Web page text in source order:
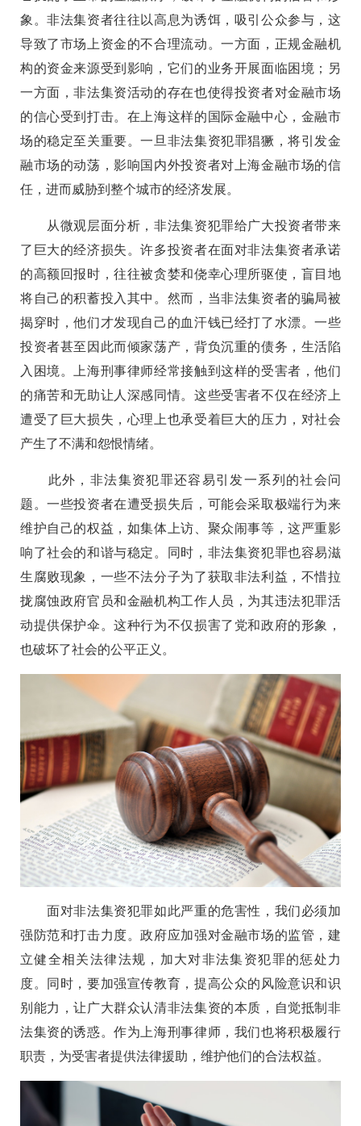
象。非法集资者往往以高息为诱饵，吸引公众参与，这
导致了市场上资金的不合理流动。一方面，正规金融机
构的资金来源受到影响，它们的业务开展面临困境；另
一方面，非法集资活动的存在也使得投资者对金融市场
的信心受到打击。在上海这样的国际金融中心，金融市
场的稳定至关重要。一旦非法集资犯罪猖獗，将引发金
融市场的动荡，影响国内外投资者对上海金融市场的信
任，进而威胁到整个城市的经济发展。
从微观层面分析，非法集资犯罪给广大投资者带来
了巨大的经济损失。许多投资者在面对非法集资者承诺
的高额回报时，往往被贪婪和侥幸心理所驱使，盲目地
将自己的积蓄投入其中。然而，当非法集资者的骗局被
揭穿时，他们才发现自己的血汗钱已经打了水漂。一些
投资者甚至因此而倾家荡产，背负沉重的债务，生活陷
入困境。上海刑事律师经常接触到这样的受害者，他们
的痛苦和无助让人深感同情。这些受害者不仅在经济上
遭受了巨大损失，心理上也承受着巨大的压力，对社会
产生了不满和怨恨情绪。
此外，非法集资犯罪还容易引发一系列的社会问
题。一些投资者在遭受损失后，可能会采取极端行为来
维护自己的权益，如集体上访、聚众闹事等，这严重影
响了社会的和谐与稳定。同时，非法集资犯罪也容易滋
生腐败现象，一些不法分子为了获取非法利益，不惜拉
拢腐蚀政府官员和金融机构工作人员，为其违法犯罪活
动提供保护伞。这种行为不仅损害了党和政府的形象，
也破坏了社会的公平正义。
面对非法集资犯罪如此严重的危害性，我们必须加
强防范和打击力度。政府应加强对金融市场的监管，建
立健全相关法律法规，加大对非法集资犯罪的惩处力
度。同时，要加强宣传教育，提高公众的风险意识和识
别能力，让广大群众认清非法集资的本质，自觉抵制非
法集资的诱惑。作为上海刑事律师，我们也将积极履行
职责，为受害者提供法律援助，维护他们的合法权益。